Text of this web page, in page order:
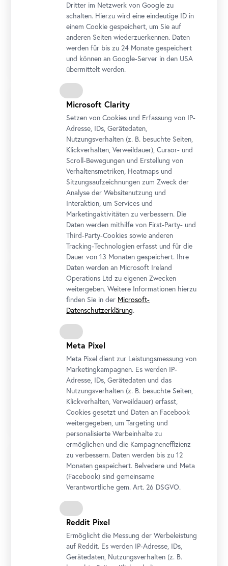
Gustav Klimt. Kunst in Wien um 1900
Führung • Oberes Belvedere
Schau!
Kunst und Architektur
Führung • Belvedere 21
Kunst und Klimakrise
Workshop • Belvedere 21
Skulpturengarten
Dritter im Netzwerk von Google zu
schalten. Hierzu wird eine eindeutige ID in
einem Cookie gespeichert, um Sie auf
anderen Seiten wiederzuerkennen. Daten
werden für bis zu 24 Monate gespeichert
und können an Google-Server in den USA
übermittelt werden.
Microsoft Clarity
Setzen von Cookies und Erfassung von IP-
Adresse, IDs, Gerätedaten,
Nutzungsverhalten (z. B. besuchte Seiten,
Klickverhalten, Verweildauer), Cursor- und
Scroll-Bewegungen und Erstellung von
Verhaltensmetriken, Heatmaps und
Sitzungsaufzeichnungen zum Zweck der
Analyse der Websitenutzung und
Interaktion, um Services und
Marketingaktivitäten zu verbessern. Die
Daten werden mithilfe von First-Party- und
Third-Party-Cookies sowie anderen
Tracking-Technologien erfasst und für die
Dauer von 13 Monaten gespeichert. Ihre
Daten werden an Microsoft Ireland
Operations Ltd zu eigenen Zwecken
weitergeben. Weitere Informationen hierzu
finden Sie in der Microsoft-
Datenschutzerklärung.
Meta Pixel
Meta Pixel dient zur Leistungsmessung von
Marketingkampagnen. Es werden IP-
Adresse, IDs, Gerätedaten und das
Nutzungsverhalten (z. B. besuchte Seiten,
Klickverhalten, Verweildauer) erfasst,
Cookies gesetzt und Daten an Facebook
weitergegeben, um Targeting und
personalisierte Werbeinhalte zu
ermöglichen und die Kampagneneffizienz
zu verbessern. Daten werden bis zu 12
Monaten gespeichert. Belvedere und Meta
(Facebook) sind gemeinsame
Verantwortliche gem.Art. 26 DSGVO.
Reddit Pixel
Ermöglicht die Messung der Werbeleistung
auf Reddit. Es werden IP-Adresse, IDs,
Gerätedaten, Nutzungsverhalten (z. B.